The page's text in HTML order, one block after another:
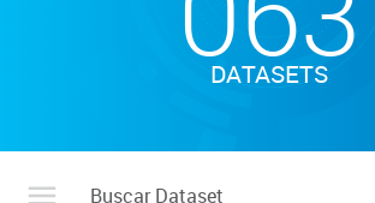
DATASETS